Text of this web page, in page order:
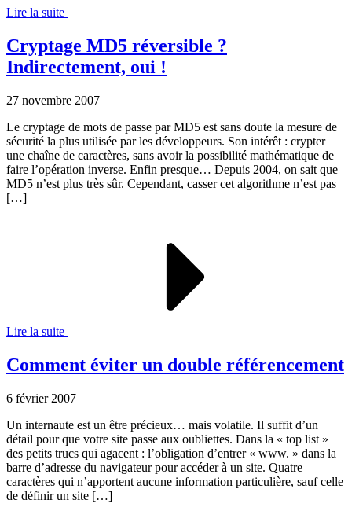
Lire la suite
Cryptage MD5 réversible ?
Indirectement, oui !
27 novembre 2007
Le cryptage de mots de passe par MD5 est sans doute la mesure de
sécurité la plus utilisée par les développeurs. Son intérêt : crypter
une chaîne de caractères, sans avoir la possibilité mathématique de
faire l’opération inverse. Enfin presque… Depuis 2004, on sait que
MD5 n’est plus très sûr. Cependant, casser cet algorithme n’est pas
[…]
Lire la suite
Comment éviter un double référencement
6 février 2007
Un internaute est un être précieux… mais volatile. Il suffit d’un
détail pour que votre site passe aux oubliettes. Dans la « top list »
des petits trucs qui agacent : l’obligation d’entrer « www. » dans la
barre d’adresse du navigateur pour accéder à un site. Quatre
caractères qui n’apportent aucune information particulière, sauf celle
de définir un site […]